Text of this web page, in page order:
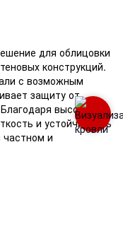
для облицовки
конструкций.
с возможным
защиту от
высоте
и устойчивость
частном и